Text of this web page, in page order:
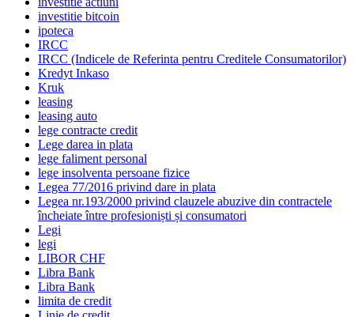
investitie bitcoin
ipoteca
IRCC
IRCC (Indicele de Referinta pentru Creditele Consumatorilor)
Kredyt Inkaso
Kruk
leasing
leasing auto
lege contracte credit
Lege darea in plata
lege faliment personal
lege insolventa persoane fizice
Legea 77/2016 privind dare in plata
Legea nr.193/2000 privind clauzele abuzive din contractele
încheiate între profesioniști și consumatori
Legi
legi
LIBOR CHF
Libra Bank
Libra Bank
limita de credit